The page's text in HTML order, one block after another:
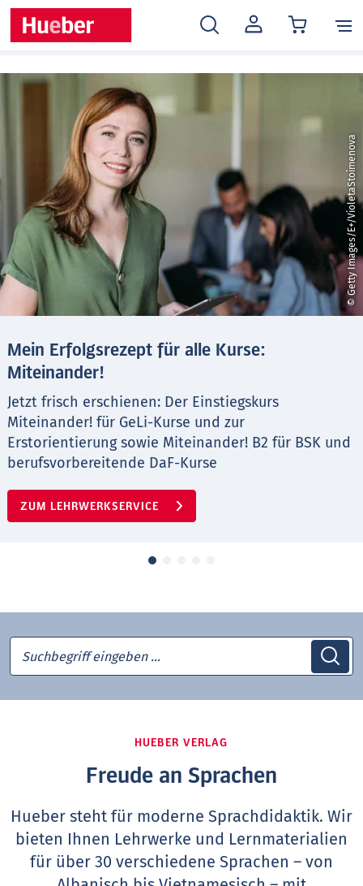
MEIN
KONTO
© Getty Images/E+/VioletaStoimenova
Mein Erfolgsrezept für alle Kurse:
Miteinander!
Jetzt frisch erschienen: Der Einstiegskurs
Miteinander! für GeLi-Kurse und zur
Erstorientierung sowie Miteinander! B2 für BSK und
berufsvorbereitende DaF-Kurse
ZUM LEHRWERKSERVICE
Suchbegriff eingeben …
HUEBER VERLAG
Freude an Sprachen
Hueber steht für moderne Sprachdidaktik. Wir
bieten Ihnen Lehrwerke und Lernmaterialien
für über 30 verschiedene Sprachen – von